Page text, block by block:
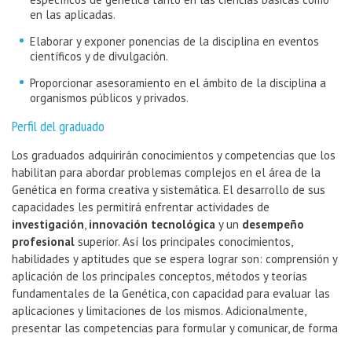
en las aplicadas.
Elaborar y exponer ponencias de la disciplina en eventos
científicos y de divulgación.
Proporcionar asesoramiento en el ámbito de la disciplina a
organismos públicos y privados.
Perfil del graduado
Los graduados adquirirán conocimientos y competencias que los
habilitan para abordar problemas complejos en el área de la
Genética en forma creativa y sistemática. El desarrollo de sus
capacidades les permitirá enfrentar actividades de
investigación, innovación tecnológica y un desempeño
profesional superior. Así los principales conocimientos,
habilidades y aptitudes que se espera lograr son: comprensión y
aplicación de los principales conceptos, métodos y teorías
fundamentales de la Genética, con capacidad para evaluar las
aplicaciones y limitaciones de los mismos. Adicionalmente,
presentar las competencias para formular y comunicar, de forma